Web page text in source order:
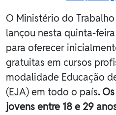
O Ministério do
lançou nesta quinta-
para oferecer
gratuitas em cursos
modalidade Educação
(EJA) em todo o país.
jovens entre 18 e 29